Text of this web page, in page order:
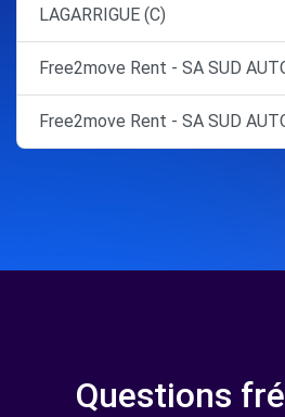
LAGARRIGUE (C)
Free2move Rent - SA SUD
Free2move Rent - SA SUD
Questions